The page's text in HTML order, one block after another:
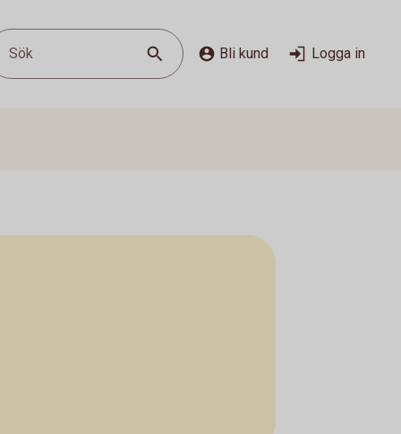
Sök Bli kund Logga in